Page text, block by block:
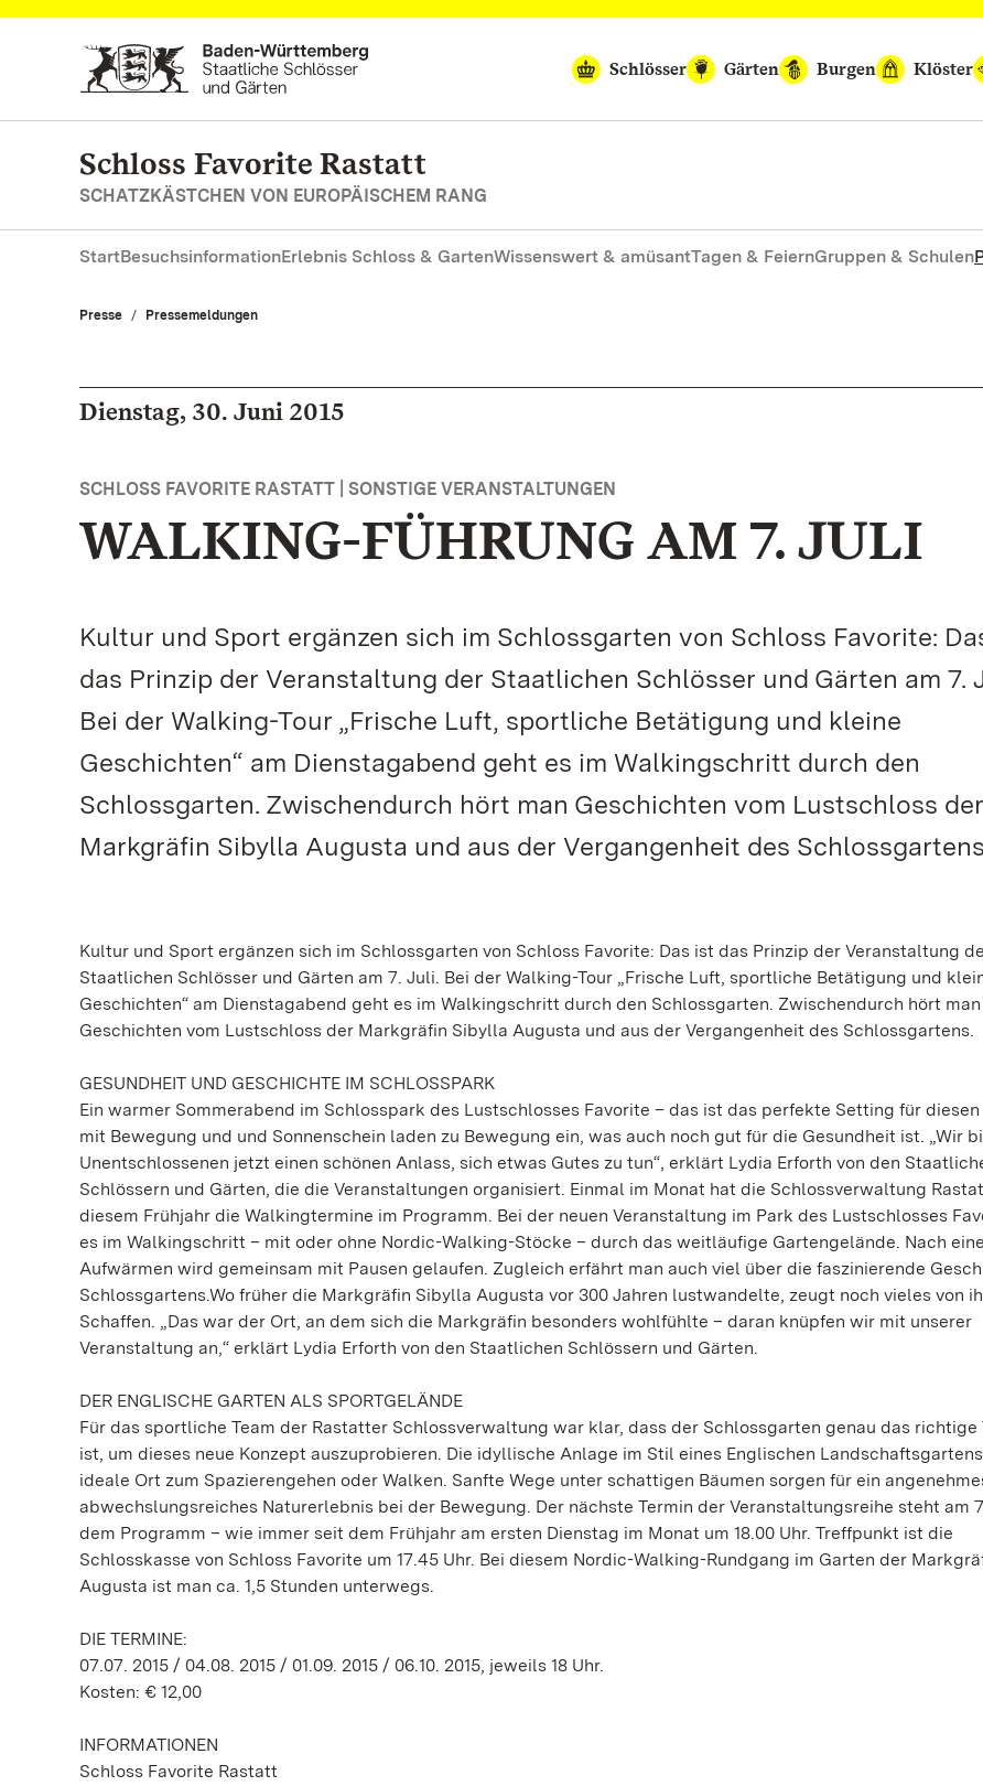
Zum Hauptinhalt springen
Schlösser
Gärten Burgen Klöster
Schloss Favorite Rastatt
SCHATZKÄSTCHEN VON EUROPÄISCHEM RANG
StartBesuchsinformationErlebnis Schloss & GartenWissenswert & amüsantTagen & FeiernGruppen & Schulen
Presse Pressemeldungen
Dienstag, 30. Juni 2015
SCHLOSS FAVORITE RASTATT | SONSTIGE VERANSTALTUNGEN
WALKING-FÜHRUNG AM 7. JULI
Kultur und Sport ergänzen sich im Schlossgarten von Schloss Favorite:
das Prinzip der Veranstaltung der Staatlichen Schlösser und Gärten am 7.
Bei der Walking-Tour „Frische Luft, sportliche Betätigung und kleine
Geschichten“ am Dienstagabend geht es im Walkingschritt durch den
Schlossgarten. Zwischendurch hört man Geschichten vom Lustschloss der
Markgräfin Sibylla Augusta und aus der Vergangenheit des
Kultur und Sport ergänzen sich im Schlossgarten von Schloss Favorite: Das ist das Prinzip der Veranstaltung
Staatlichen Schlösser und Gärten am 7. Juli. Bei der Walking-Tour „Frische Luft, sportliche Betätigung und
Geschichten“ am Dienstagabend geht es im Walkingschritt durch den Schlossgarten. Zwischendurch hört man
Geschichten vom Lustschloss der Markgräfin Sibylla Augusta und aus der Vergangenheit des Schlossgartens.
GESUNDHEIT UND GESCHICHTE IM SCHLOSSPARK
Ein warmer Sommerabend im Schlosspark des Lustschlosses Favorite – das ist das perfekte Setting für diesen
mit Bewegung und und Sonnenschein laden zu Bewegung ein, was auch noch gut für die Gesundheit ist. „Wir
Unentschlossenen jetzt einen schönen Anlass, sich etwas Gutes zu tun“, erklärt Lydia Erforth von den
Schlössern und Gärten, die die Veranstaltungen organisiert. Einmal im Monat hat die Schlossverwaltung
diesem Frühjahr die Walkingtermine im Programm. Bei der neuen Veranstaltung im Park des Lustschlosses
es im Walkingschritt – mit oder ohne Nordic-Walking-Stöcke – durch das weitläufige Gartengelände. Nach
Aufwärmen wird gemeinsam mit Pausen gelaufen. Zugleich erfährt man auch viel über die faszinierende
Schlossgartens.Wo früher die Markgräfin Sibylla Augusta vor 300 Jahren lustwandelte, zeugt noch vieles von
Schaffen. „Das war der Ort, an dem sich die Markgräfin besonders wohlfühlte – daran knüpfen wir mit unserer
Veranstaltung an,“ erklärt Lydia Erforth von den Staatlichen Schlössern und Gärten.
DER ENGLISCHE GARTEN ALS SPORTGELÄNDE
Für das sportliche Team der Rastatter Schlossverwaltung war klar, dass der Schlossgarten genau das richtige
ist, um dieses neue Konzept auszuprobieren. Die idyllische Anlage im Stil eines Englischen
ideale Ort zum Spazierengehen oder Walken. Sanfte Wege unter schattigen Bäumen sorgen für ein
abwechslungsreiches Naturerlebnis bei der Bewegung. Der nächste Termin der Veranstaltungsreihe steht am
dem Programm – wie immer seit dem Frühjahr am ersten Dienstag im Monat um 18.00 Uhr. Treffpunkt ist die
Schlosskasse von Schloss Favorite um 17.45 Uhr. Bei diesem Nordic-Walking-Rundgang im Garten der
Augusta ist man ca. 1,5 Stunden unterwegs.
DIE TERMINE:
07.07. 2015 / 04.08. 2015 / 01.09. 2015 / 06.10. 2015, jeweils 18 Uhr.
Kosten: € 12,00
INFORMATIONEN
Schloss Favorite Rastatt